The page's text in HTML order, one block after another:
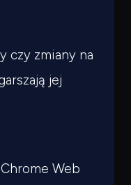
czy zmiany na
jej
Web